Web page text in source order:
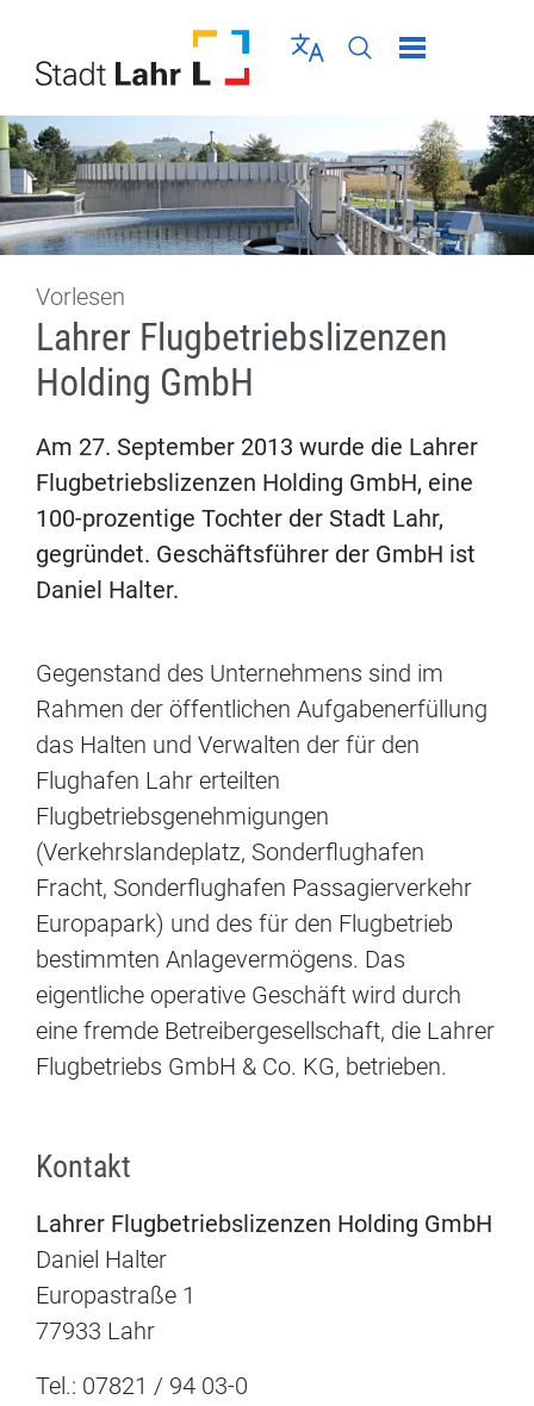
Sprache wählen
Seiten-Suche
Menü schließen
Vorlesen
Lahrer Flugbetriebslizenzen
Holding GmbH
Am 27. September 2013 wurde die Lahrer
Flugbetriebslizenzen Holding GmbH, eine
100-prozentige Tochter der Stadt Lahr,
gegründet. Geschäftsführer der GmbH ist
Daniel Halter.
Gegenstand des Unternehmens sind im
Rahmen der öffentlichen Aufgabenerfüllung
das Halten und Verwalten der für den
Flughafen Lahr erteilten
Flugbetriebsgenehmigungen
(Verkehrslandeplatz, Sonderflughafen
Fracht, Sonderflughafen Passagierverkehr
Europapark) und des für den Flugbetrieb
bestimmten Anlagevermögens. Das
eigentliche operative Geschäft wird durch
eine fremde Betreibergesellschaft, die Lahrer
Flugbetriebs GmbH & Co. KG, betrieben.
Kontakt
Lahrer Flugbetriebslizenzen Holding GmbH
Daniel Halter
Europastraße 1
77933 Lahr
Tel.: 07821 / 94 03-0